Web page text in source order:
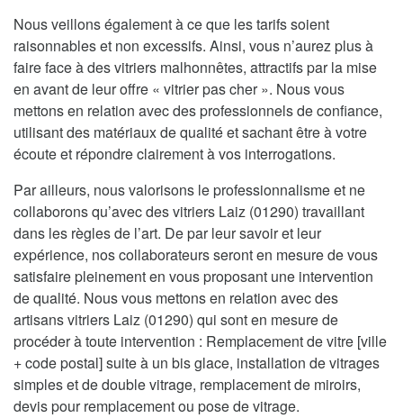
Nous veillons également à ce que les tarifs soient
raisonnables et non excessifs. Ainsi, vous n’aurez plus à
faire face à des vitriers malhonnêtes, attractifs par la mise
en avant de leur offre « vitrier pas cher ». Nous vous
mettons en relation avec des professionnels de confiance,
utilisant des matériaux de qualité et sachant être à votre
écoute et répondre clairement à vos interrogations.
Par ailleurs, nous valorisons le professionnalisme et ne
collaborons qu’avec des vitriers Laiz (01290) travaillant
dans les règles de l’art. De par leur savoir et leur
expérience, nos collaborateurs seront en mesure de vous
satisfaire pleinement en vous proposant une intervention
de qualité. Nous vous mettons en relation avec des
artisans vitriers Laiz (01290) qui sont en mesure de
procéder à toute intervention : Remplacement de vitre [ville
+ code postal] suite à un bis glace, installation de vitrages
simples et de double vitrage, remplacement de miroirs,
devis pour remplacement ou pose de vitrage.